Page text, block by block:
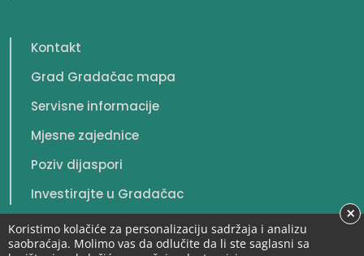
Kontakt
Grad Gradačac mapa
Servisne informacije
Mjesne zajednice
Poziv dijaspori
Investirajte u Gradačac
Koristimo kolačiće za personalizaciju sadržaja i analizu
saobraćaja. Molimo vas da odlučite da li ste saglasni sa
×